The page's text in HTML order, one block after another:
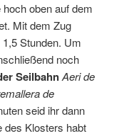
oben auf dem
Mit dem Zug
Stunden. Um
noch
SeilbahnAeri de
de
seid ihr dann
des Klosters habt